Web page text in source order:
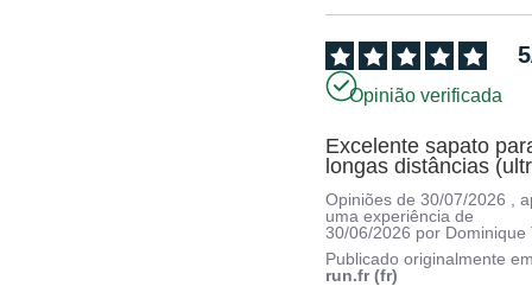
5
Opinião verificada
Excelente sapato
longas distâncias
Opiniões de30/07/2026 ,
uma experiência de
30/06/2026 por Dominique
Publicado originalmente
run.fr (fr)